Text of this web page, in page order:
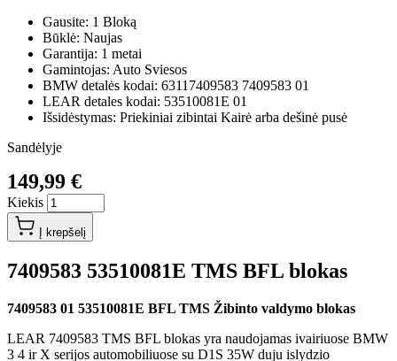
Gausite: 1 Bloką
Būklė: Naujas
Garantija: 1 metai
Gamintojas: Auto Sviesos
BMW detalės kodai: 63117409583 7409583 01
LEAR detales kodai: 53510081E 01
Išsidėstymas: Priekiniai zibintai Kairė arba dešinė pusė
Sandėlyje
149,99 €
Kiekis
Į krepšelį
7409583 53510081E TMS BFL blokas
7409583 01 53510081E BFL TMS Žibinto valdymo blokas
LEAR 7409583 TMS BFL blokas yra naudojamas ivairiuose BMW
3 4 ir X serijos automobiliuose su D1S 35W duju islydzio